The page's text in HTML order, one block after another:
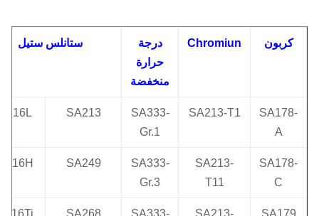
كربون Chromiun
درجة
حرارة
منخفضة
ستانلس ستيل
SA213-T1
SA333-
SA213
TP316L
SA213-
SA333-
SA249
TP316H
SA179
SA213-
SA333-
SA268
TP316Ti